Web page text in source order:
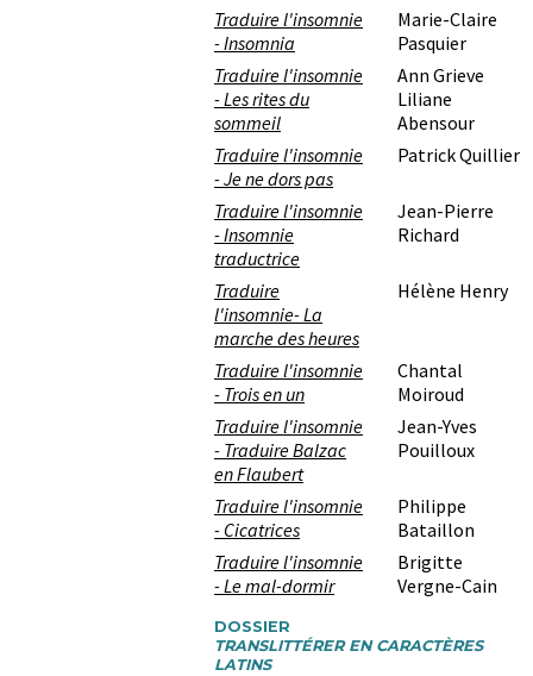
Traduire l'insomnie
- Insomnia
Marie-Claire
Pasquier
Traduire l'insomnie
- Les rites du
sommeil
Ann Grieve
Liliane
Abensour
Traduire l'insomnie
- Je ne dors pas
Patrick Quillier
Traduire l'insomnie
- Insomnie
traductrice
Jean-Pierre
Richard
Traduire
l'insomnie- La
marche des heures
Hélène Henry
Traduire l'insomnie
- Trois en un
Chantal
Moiroud
Traduire l'insomnie
- Traduire Balzac
en Flaubert
Jean-Yves
Pouilloux
Traduire l'insomnie
- Cicatrices
Philippe
Bataillon
Traduire l'insomnie
- Le mal-dormir
Brigitte
Vergne-Cain
DOSSIER
TRANSLITTÉRER EN CARACTÈRES
LATINS